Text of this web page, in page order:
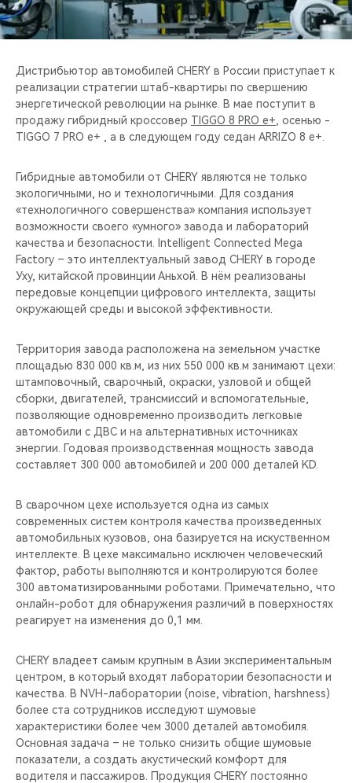
CHERY И СПОРТ
ВИДЕООБЗОРЫ
Дистрибьютор автомобилей CHERY в России приступает к
реализации стратегии штаб-квартиры по свершению
энергетической революции на рынке. В мае поступит в
продажу гибридный кроссовер TIGGO 8 PRO e+ , осенью -
TIGGO 7 PRO e+ , а в следующем году седан ARRIZO 8 e+.
Гибридные автомобили от CHERY являются не только
экологичными, но и технологичными. Для создания
«технологичного совершенства» компания использует
возможности своего «умного» завода и лабораторий
качества и безопасности. Intelligent Connected Mega
Factory – это интеллектуальный завод CHERY в городе
Уху, китайской провинции Аньхой. В нём реализованы
передовые концепции цифрового интеллекта, защиты
окружающей среды и высокой эффективности.
Территория завода расположена на земельном участке
площадью 830 000 кв.м, из них 550 000 кв.м занимают цехи:
штамповочный, сварочный, окраски, узловой и общей
сборки, двигателей, трансмиссий и вспомогательные,
позволяющие одновременно производить легковые
автомобили с ДВС и на альтернативных источниках
энергии. Годовая производственная мощность завода
составляет 300 000 автомобилей и 200 000 деталей KD.
В сварочном цехе используется одна из самых
современных систем контроля качества произведенных
автомобильных кузовов, она базируется на искуственном
интеллекте. В цехе максимально исключен человеческий
фактор, работы выполняются и контролируются более
300 автоматизированными роботами. Примечательно, что
онлайн-робот для обнаружения различий в поверхностях
реагирует на изменения до 0,1 мм.
CHERY владеет самым крупным в Азии экспериментальным
центром, в который входят лаборатории безопасности и
качества. В NVH-лаборатории (noise, vibration, harshness)
более ста сотрудников исследуют шумовые
характеристики более чем 3000 деталей автомобиля.
Основная задача – не только снизить общие шумовые
показатели, а создать акустический комфорт для
водителя и пассажиров. Продукция CHERY постоянно